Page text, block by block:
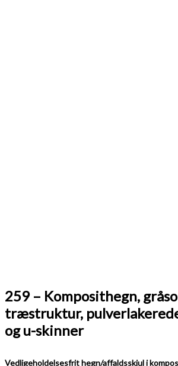
259 – Komposithegn,
træstruktur,
og u-skinner
Vedligeholdelsesfrit hegn/affaldsskjul i